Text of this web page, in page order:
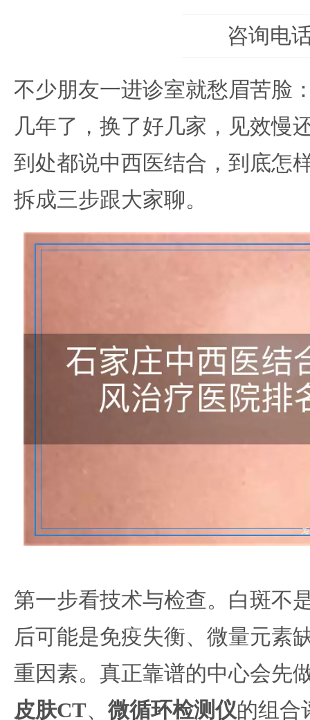
咨询电
不少朋友一进诊室就愁眉苦脸
几年了，换了好几家，见效慢
到处都说中西医结合，到底怎
拆成三步跟大家聊。
第一步看技术与检查。白斑不
后可能是免疫失衡、微量元素
重因素。真正靠谱的中心会先
皮肤CT、 微循环检测仪的组合